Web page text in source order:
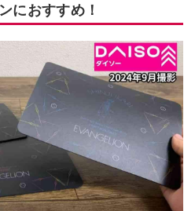
におすすめ！